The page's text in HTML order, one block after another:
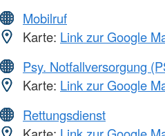
Mobilruf
Karte: Link zur Google
Psy. Notfallversorgung
Karte: Link zur Google
Rettungsdienst